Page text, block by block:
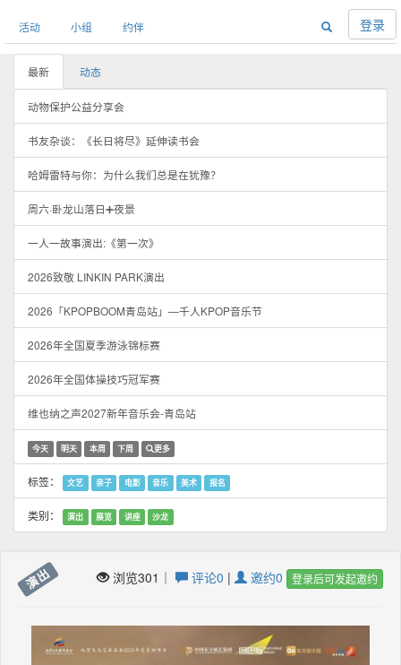
活动 小组 约伴 登录
最新 动态
动物保护公益分享会
书友杂谈：《长日将尽》延伸读书会
哈姆雷特与你：为什么我们总是在犹豫？
周六·卧龙山落日➕夜景
一人一故事演出:《第一次》
2026致敬 LINKIN PARK演出
2026「KPOPBOOM青岛站」—千人KPOP音乐节
2026年全国夏季游泳锦标赛
2026年全国体操技巧冠军赛
维也纳之声2027新年音乐会-青岛站
今天 明天 本周 下周 更多
标签： 文艺 亲子 电影 音乐 美术 报名
类别： 演出 展览 讲座 沙龙
演出 浏览301｜ 评论0 | 邀约0 登录后可发起邀约